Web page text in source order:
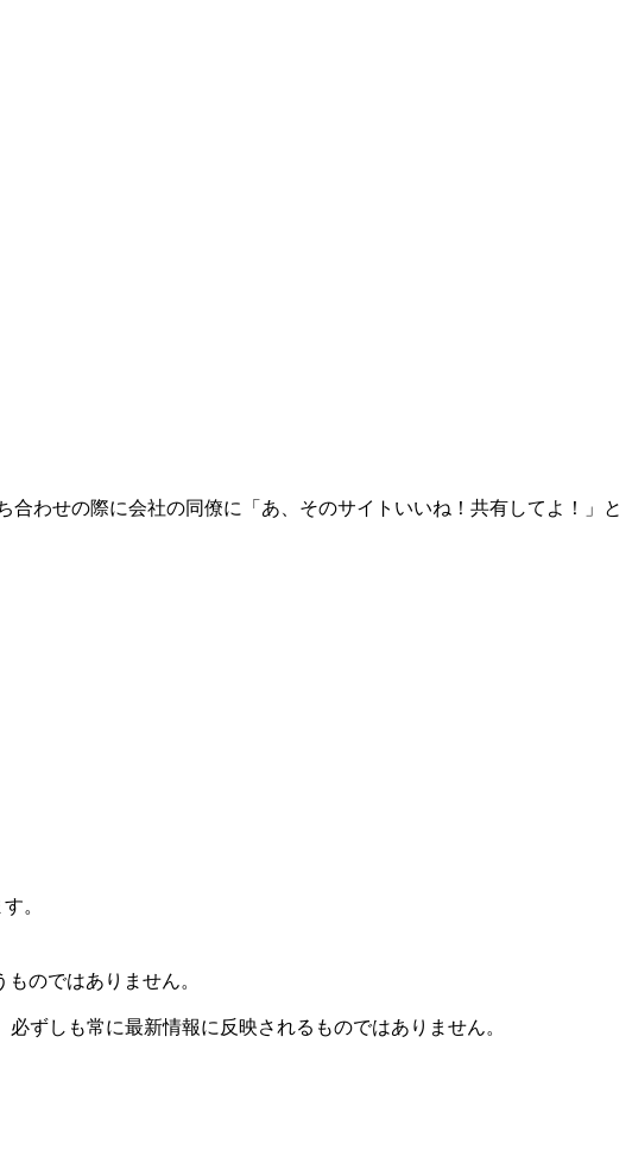
わせの際に会社の同僚に「あ、そのサイトいいね！共有してよ！」と
。
のではありません。
ずしも常に最新情報に反映されるものではありません。